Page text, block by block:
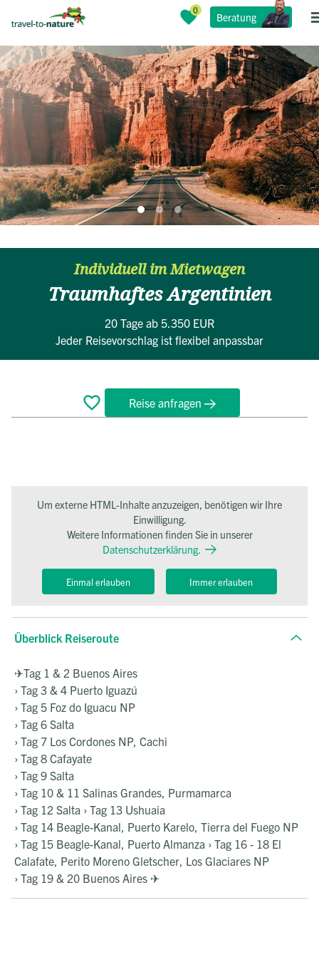
Beratung
Individuell im Mietwagen
Traumhaftes Argentinien
20 Tage ab 5.350 EUR
Jeder Reisevorschlag ist flexibel anpassbar
Reise anfragen
ÜberblickReiseverlaufBewertungenTermineFAQ
Um externe HTML-Inhalte anzuzeigen, benötigen wir Ihre
Einwilligung.
Weitere Informationen finden Sie in unserer
Datenschutzerklärung.
Einmal erlauben Immer erlauben
Überblick Reiseroute
✈Tag 1 & 2 Buenos Aires
› Tag 3 & 4 Puerto Iguazú
› Tag 5 Foz do Iguacu NP
› Tag 6 Salta
› Tag 7 Los Cordones NP, Cachi
› Tag 8 Cafayate
› Tag 9 Salta
› Tag 10 & 11 Salinas Grandes, Purmamarca
› Tag 12 Salta › Tag 13 Ushuaia
› Tag 14 Beagle-Kanal, Puerto Karelo, Tierra del Fuego NP
› Tag 15 Beagle-Kanal, Puerto Almanza › Tag 16 - 18 El
Calafate, Perito Moreno Gletscher, Los Glaciares NP
› Tag 19 & 20 Buenos Aires ✈